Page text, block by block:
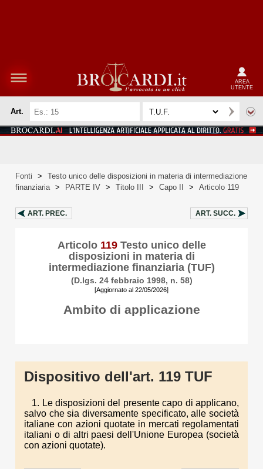
AREA
UTENTE
Art.
Fonti >
Testo unico delle disposizioni in materia di intermediazione
finanziaria > PARTE IV > Titolo III > Capo II > Articolo 119
ART. PREC. ART. SUCC.
Articolo 119Testo unico delle
disposizioni in materia di
intermediazione finanziaria (TUF)
(D.lgs. 24 febbraio 1998, n. 58)
[Aggiornato al 22/05/2026]
Ambito di applicazione
Dispositivo dell'art. 119 TUF
1. Le disposizioni del presente capo di applicano,
salvo che sia diversamente specificato, alle società
italiane con azioni quotate in mercati regolamentati
italiani o di altri paesi dell'Unione Europea (società
con azioni quotate).